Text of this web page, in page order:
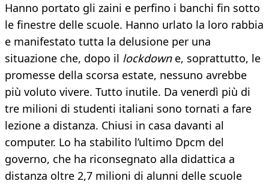
Hanno portato gli zaini e perfino i banchi fin sotto
le finestre delle scuole. Hanno urlato la loro rabbia
e manifestato tutta la delusione per una
situazione che, dopo il lockdowne, soprattutto, le
promesse della scorsa estate, nessuno avrebbe
più voluto vivere. Tutto inutile. Da venerdì più di
tre milioni di studenti italiani sono tornati a fare
lezione a distanza. Chiusi in casa davanti al
computer. Lo ha stabilito l’ultimo Dpcm del
governo, che ha riconsegnato alla didattica a
distanza oltre 2,7 milioni di alunni delle scuole